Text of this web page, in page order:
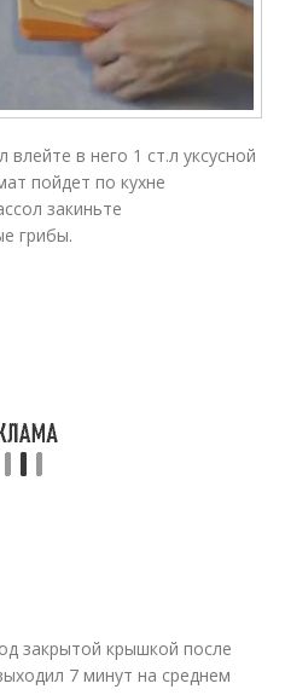
в него 1 ст.л уксусной
пойдет по кухне
закиньте
грибы.
закрытой крышкой после
7 минут на среднем